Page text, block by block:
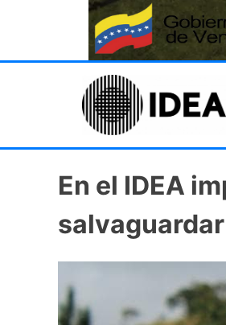
En el IDEA